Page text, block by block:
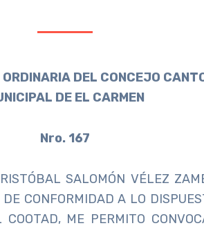
DEL CONCEJO
DE EL CARMEN
Nro. 167
SALOMÓN VÉLEZ
CONFORMIDAD A LO
ME PERMITO